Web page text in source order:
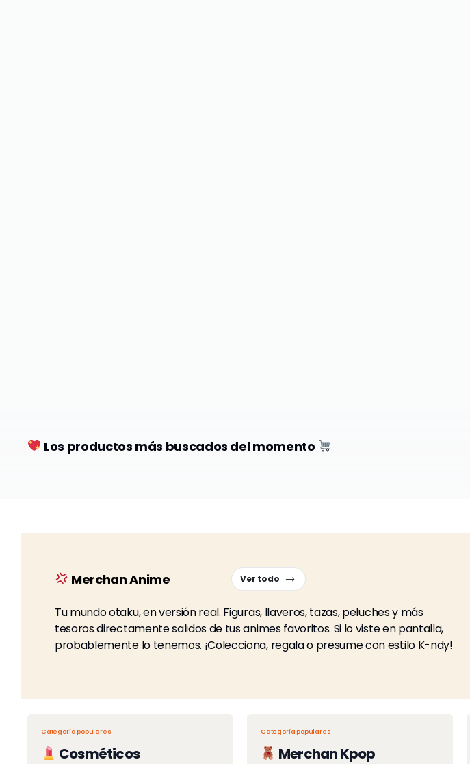
Los productos más buscados del momento
Merchan Anime Ver todo
Tu mundo otaku, en versión real. Figuras, llaveros, tazas, peluches y más
tesoros directamente salidos de tus animes favoritos. Si lo viste en pantalla,
probablemente lo tenemos. ¡Colecciona, regala o presume con estilo K-ndy!
Categoría populares
Cosméticos
Categoría populares
Merchan Kpop